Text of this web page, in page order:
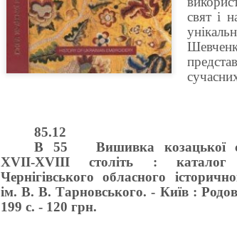
свят і
85.12
В 55
Вишивка козацької
XVII-XVIII століть : каталог
Чернігівського обласного
ім. В. В. Тарновського. - Київ :
199 с. - 120 грн.